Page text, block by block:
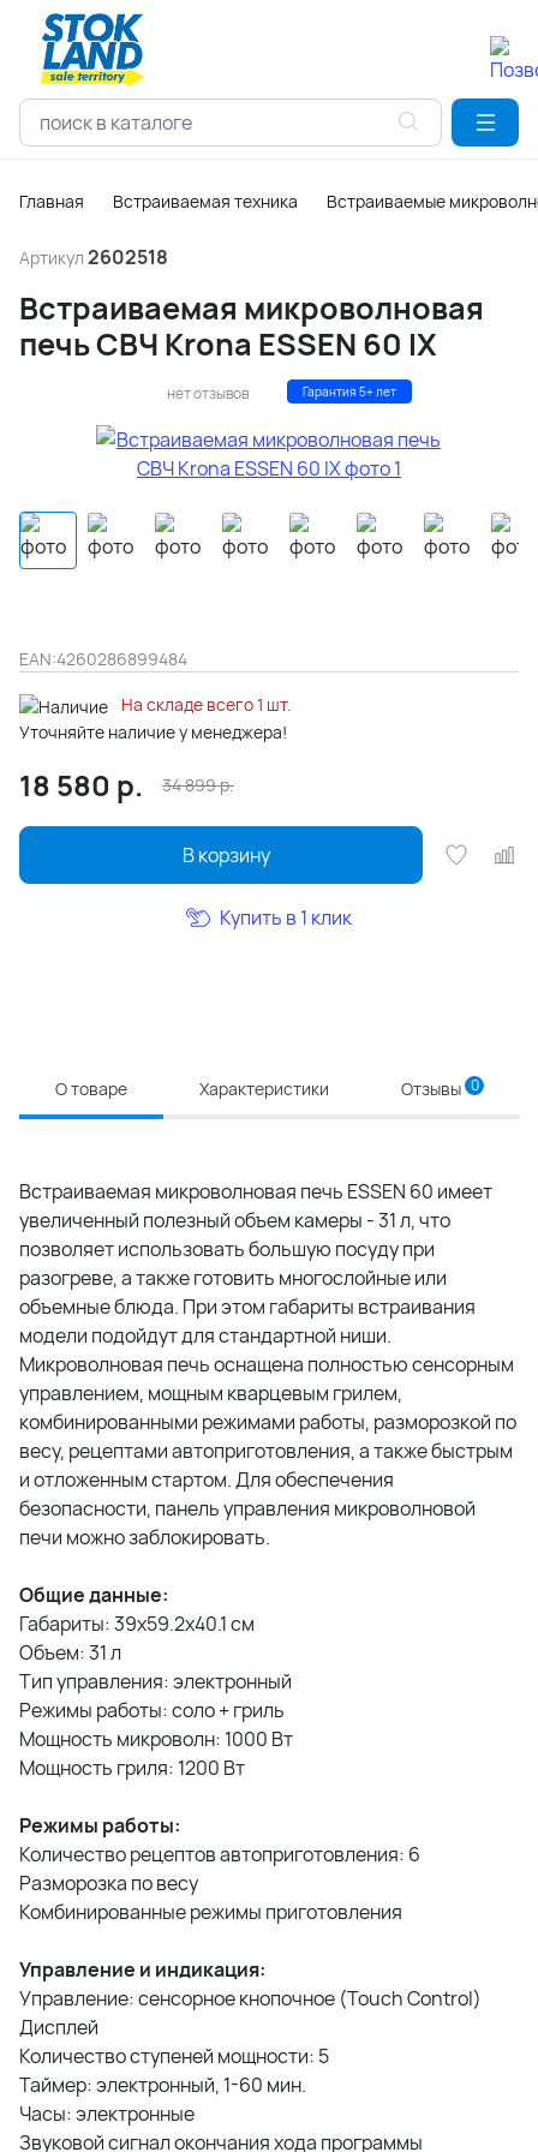
Главная Встраиваемая техника Встраиваемые
Артикул 2602518
Встраиваемая микроволновая
печь СВЧ Krona ESSEN 60 IX
нет отзывов Гарантия 5+ лет
EAN:4260286899484
На складе всего 1 шт.
Уточняйте наличие у менеджера!
18 580 р. 34 899р.
В корзину
Купить в 1 клик
О товаре Характеристики Отзывы 0
Встраиваемая микроволновая печь ESSEN 60 имеет
увеличенный полезный объем камеры - 31 л, что
позволяет использовать большую посуду при
разогреве, а также готовить многослойные или
объемные блюда. При этом габариты встраивания
модели подойдут для стандартной ниши.
Микроволновая печь оснащена полностью сенсорным
управлением, мощным кварцевым грилем,
комбинированными режимами работы, разморозкой по
весу, рецептами автоприготовления, а также быстрым
и отложенным стартом. Для обеспечения
безопасности, панель управления микроволновой
печи можно заблокировать.
Общие данные:
Габариты: 39x59.2x40.1 см
Объем: 31 л
Тип управления: электронный
Режимы работы: соло + гриль
Мощность микроволн: 1000 Вт
Мощность гриля: 1200 Вт
Режимы работы:
Количество рецептов автоприготовления: 6
Разморозка по весу
Комбинированные режимы приготовления
Управление и индикация:
Управление: сенсорное кнопочное (Touch Control)
Дисплей
Количество ступеней мощности: 5
Таймер: электронный, 1-60 мин.
Часы: электронные
Звуковой сигнал окончания хода программы